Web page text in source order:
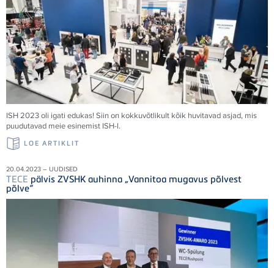
ISH 2023 oli igati edukas! Siin on kokkuvõtlikult kõik huvitavad asjad, mis
puudutavad meie esinemist ISH-l.
LOE ARTIKLIT
20.04.2023 – UUDISED
TECE pälvis ZVSHK auhinna „Vannitoa mugavus põlvest
põlve“